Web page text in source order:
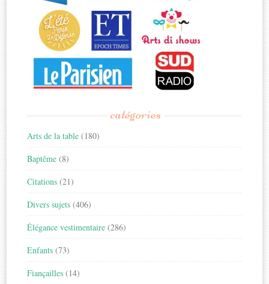
catégories
Arts de la table (180)
Baptême (8)
Citations (21)
Divers sujets (406)
Élégance vestimentaire (286)
Enfants (73)
Fiançailles (14)